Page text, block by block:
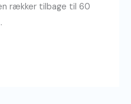
rækker tilbage til 60